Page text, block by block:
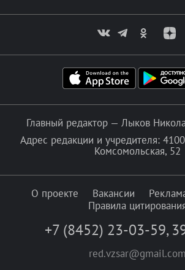
Главный редактор — Лыков
Адрес редакции и учредителя:
Комсомольская, 52
О проекте Вакансии
Правила
+7 (8452) 23-03-59,
red.vzsar@gmail.com